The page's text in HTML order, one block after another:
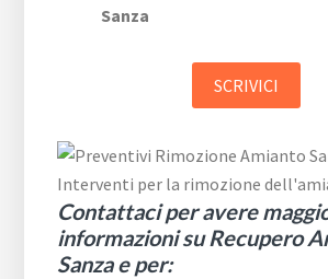
Sanza
SCRIVICI
Contattaci per avere
informazioni su Recupero
Sanza e per: